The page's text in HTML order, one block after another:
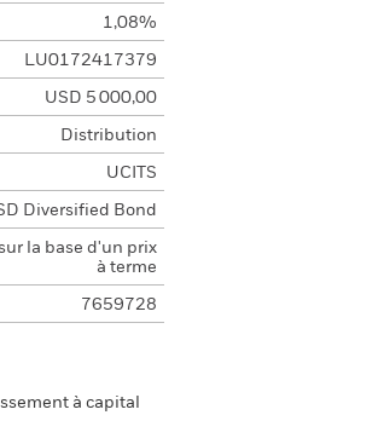
1,08%
LU0172417379
USD 5 000,00
Distribution
UCITS
Diversified Bond
la base d'un prix
à terme
7659728
à capital